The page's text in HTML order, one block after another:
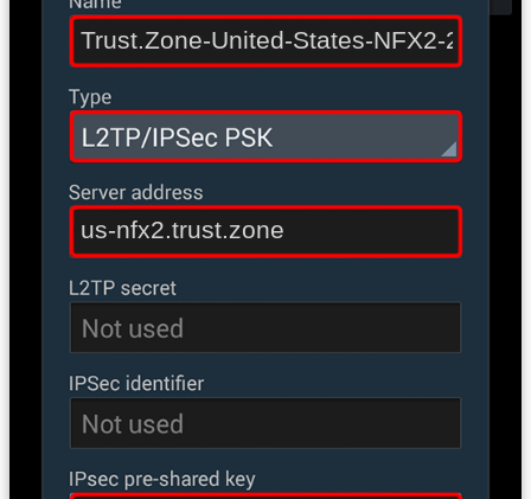
Trust.Zone-United-States-NFX2-2
us-nfx2.trust.zone